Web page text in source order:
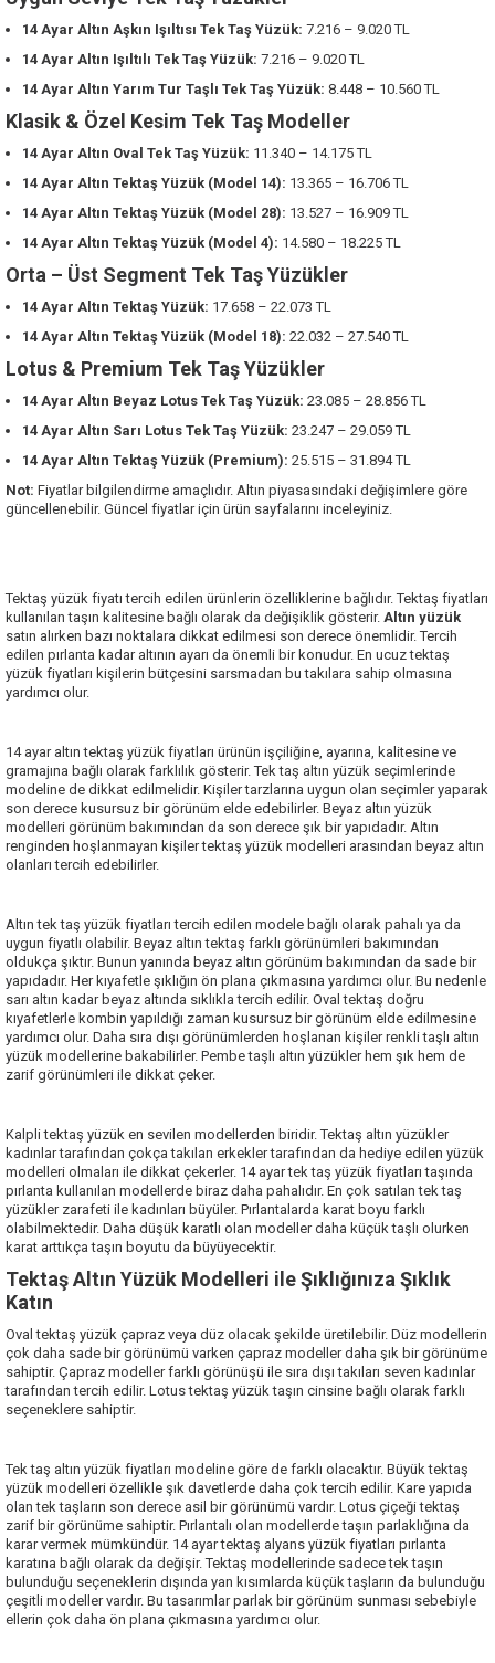
14 Ayar Altın Aşkın Işıltısı Tek Taş Yüzük: 7.216 – 9.020 TL
14 Ayar Altın Işıltılı Tek Taş Yüzük: 7.216 – 9.020 TL
14 Ayar Altın Yarım Tur Taşlı Tek Taş Yüzük: 8.448 – 10.560 TL
Klasik & Özel Kesim Tek Taş Modeller
14 Ayar Altın Oval Tek Taş Yüzük: 11.340 – 14.175 TL
14 Ayar Altın Tektaş Yüzük (Model 14): 13.365 – 16.706 TL
14 Ayar Altın Tektaş Yüzük (Model 28): 13.527 – 16.909 TL
14 Ayar Altın Tektaş Yüzük (Model 4): 14.580 – 18.225 TL
Orta – Üst Segment Tek Taş Yüzükler
14 Ayar Altın Tektaş Yüzük: 17.658 – 22.073 TL
14 Ayar Altın Tektaş Yüzük (Model 18): 22.032 – 27.540 TL
Lotus & Premium Tek Taş Yüzükler
14 Ayar Altın Beyaz Lotus Tek Taş Yüzük: 23.085 – 28.856 TL
14 Ayar Altın Sarı Lotus Tek Taş Yüzük: 23.247 – 29.059 TL
14 Ayar Altın Tektaş Yüzük (Premium): 25.515 – 31.894 TL
Not: Fiyatlar bilgilendirme amaçlıdır. Altın piyasasındaki değişimlere göre
güncellenebilir. Güncel fiyatlar için ürün sayfalarını inceleyiniz.
Tektaş yüzük fiyatı tercih edilen ürünlerin özelliklerine bağlıdır. Tektaş fiyatları
kullanılan taşın kalitesine bağlı olarak da değişiklik gösterir. Altın yüzük
satın alırken bazı noktalara dikkat edilmesi son derece önemlidir. Tercih
edilen pırlanta kadar altının ayarı da önemli bir konudur. En ucuz tektaş
yüzük fiyatları kişilerin bütçesini sarsmadan bu takılara sahip olmasına
yardımcı olur.
14 ayar altın tektaş yüzük fiyatları ürünün işçiliğine, ayarına, kalitesine ve
gramajına bağlı olarak farklılık gösterir. Tek taş altın yüzük seçimlerinde
modeline de dikkat edilmelidir. Kişiler tarzlarına uygun olan seçimler yaparak
son derece kusursuz bir görünüm elde edebilirler. Beyaz altın yüzük
modelleri görünüm bakımından da son derece şık bir yapıdadır. Altın
renginden hoşlanmayan kişiler tektaş yüzük modelleri arasından beyaz altın
olanları tercih edebilirler.
Altın tek taş yüzük fiyatları tercih edilen modele bağlı olarak pahalı ya da
uygun fiyatlı olabilir. Beyaz altın tektaş farklı görünümleri bakımından
oldukça şıktır. Bunun yanında beyaz altın görünüm bakımından da sade bir
yapıdadır. Her kıyafetle şıklığın ön plana çıkmasına yardımcı olur. Bu nedenle
sarı altın kadar beyaz altında sıklıkla tercih edilir. Oval tektaş doğru
kıyafetlerle kombin yapıldığı zaman kusursuz bir görünüm elde edilmesine
yardımcı olur. Daha sıra dışı görünümlerden hoşlanan kişiler renkli taşlı altın
yüzük modellerine bakabilirler. Pembe taşlı altın yüzükler hem şık hem de
zarif görünümleri ile dikkat çeker.
Kalpli tektaş yüzük en sevilen modellerden biridir. Tektaş altın yüzükler
kadınlar tarafından çokça takılan erkekler tarafından da hediye edilen yüzük
modelleri olmaları ile dikkat çekerler. 14 ayar tek taş yüzük fiyatları taşında
pırlanta kullanılan modellerde biraz daha pahalıdır. En çok satılan tek taş
yüzükler zarafeti ile kadınları büyüler. Pırlantalarda karat boyu farklı
olabilmektedir. Daha düşük karatlı olan modeller daha küçük taşlı olurken
karat arttıkça taşın boyutu da büyüyecektir.
Tektaş Altın Yüzük Modelleri ile Şıklığınıza Şıklık
Katın
Oval tektaş yüzük çapraz veya düz olacak şekilde üretilebilir. Düz modellerin
çok daha sade bir görünümü varken çapraz modeller daha şık bir görünüme
sahiptir. Çapraz modeller farklı görünüşü ile sıra dışı takıları seven kadınlar
tarafından tercih edilir. Lotus tektaş yüzük taşın cinsine bağlı olarak farklı
seçeneklere sahiptir.
Tek taş altın yüzük fiyatları modeline göre de farklı olacaktır. Büyük tektaş
yüzük modelleri özellikle şık davetlerde daha çok tercih edilir. Kare yapıda
olan tek taşların son derece asil bir görünümü vardır. Lotus çiçeği tektaş
zarif bir görünüme sahiptir. Pırlantalı olan modellerde taşın parlaklığına da
karar vermek mümkündür. 14 ayar tektaş alyans yüzük fiyatları pırlanta
karatına bağlı olarak da değişir. Tektaş modellerinde sadece tek taşın
bulunduğu seçeneklerin dışında yan kısımlarda küçük taşların da bulunduğu
çeşitli modeller vardır. Bu tasarımlar parlak bir görünüm sunması sebebiyle
ellerin çok daha ön plana çıkmasına yardımcı olur.